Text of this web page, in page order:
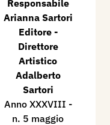
Responsabile
Arianna Sartori
Editore -
Direttore
Artistico
Adalberto
Sartori
Anno XXXVIII -
n. 5 maggio